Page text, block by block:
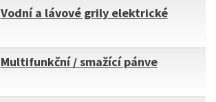
Vodní a lávové grily elektrické
Multifunkční / smažící pánve